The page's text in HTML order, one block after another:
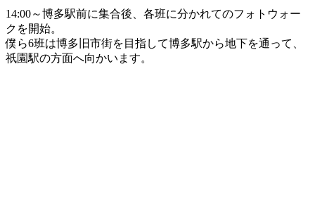
14:00～博多駅前に集合後、各班に分かれてのフォトウォー
クを開始。
僕ら6班は博多旧市街を目指して博多駅から地下を通って、
祇園駅の方面へ向かいます。